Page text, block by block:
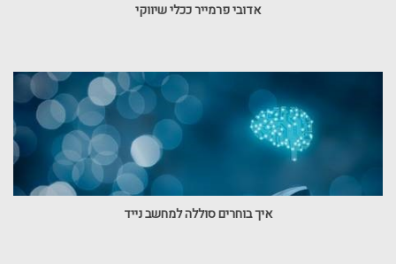
אדובי פרמייר ככלי שיווקי
איך בוחרים סוללה למחשב נייד